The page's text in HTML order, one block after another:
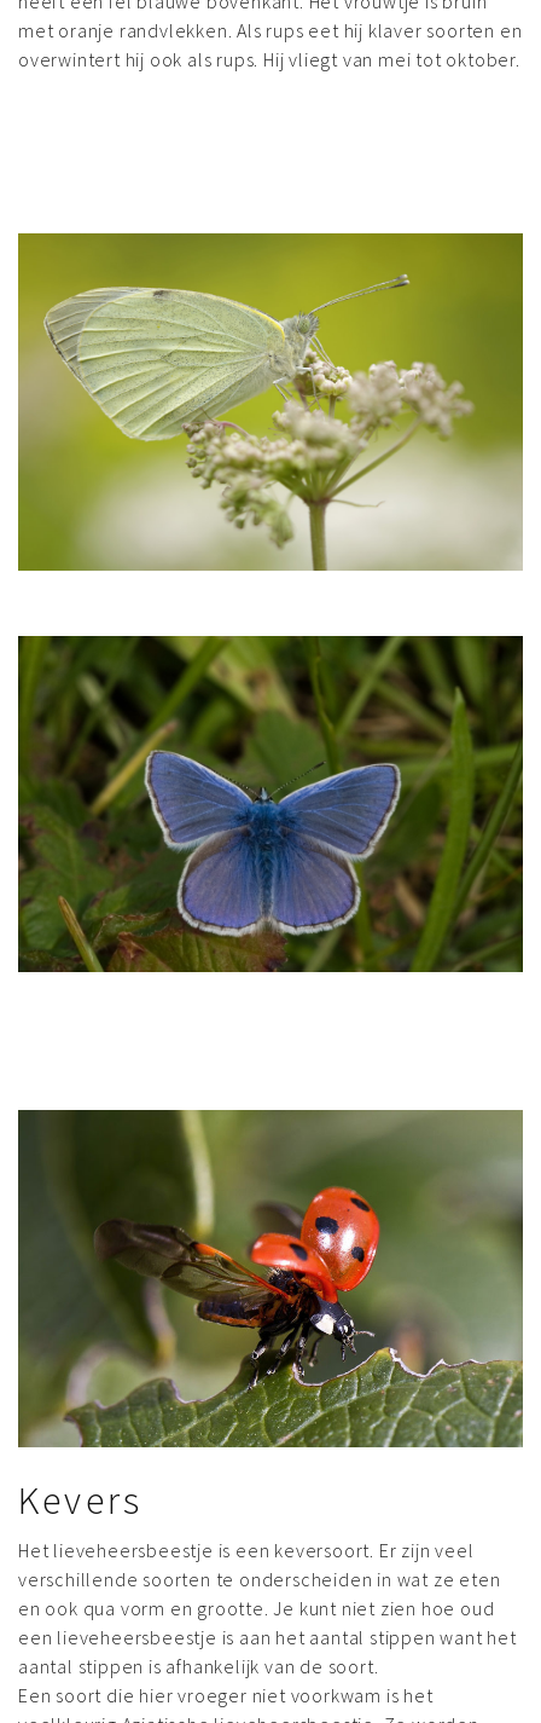
met oranje randvlekken. Als rups eet hij klaver soorten en
overwintert hij ook als rups. Hij vliegt van mei tot oktober.
Kevers
Het lieveheersbeestje is een keversoort. Er zijn veel
verschillende soorten te onderscheiden in wat ze eten
en ook qua vorm en grootte. Je kunt niet zien hoe oud
een lieveheersbeestje is aan het aantal stippen want het
aantal stippen is afhankelijk van de soort.
Een soort die hier vroeger niet voorkwam is het